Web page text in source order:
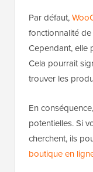
Par défaut,
fonctionnalité
Cependant, elle
Cela pourrait
trouver les
En
potentielles. Si
cherchent, ils
boutique en